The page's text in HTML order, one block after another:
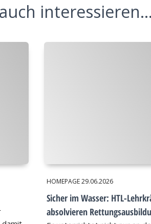
interessieren...
HOMEPAGE29.06.2026
Sicher im Wasser: HTL-
absolvieren